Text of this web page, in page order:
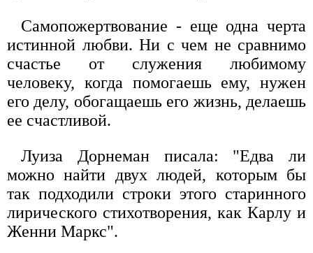
Самопожертвование - еще одна черта
истинной любви. Ни с чем не сравнимо
счастье от служения любимому
человеку, когда помогаешь ему, нужен
его делу, обогащаешь его жизнь, делаешь
ее счастливой.
Луиза Дорнеман писала: "Едва ли
можно найти двух людей, которым бы
так подходили строки этого старинного
лирического стихотворения, как Карлу и
Женни Маркс".